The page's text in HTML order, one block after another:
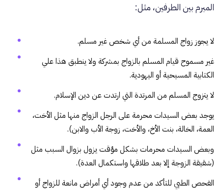
المبرم بين الطرفين، مثل:
لا يجوز زواج المسلمة من أي شخص غير مسلم.
غير مسموح قيام المسلم بالزواج بمشركة ولا ينطبق هذا علي
الكتابية المسيحية أو اليهودية.
لا يتزوج المسلم من المرتدة التي ارتدت عن دين الإسلام.
يوجد بعض السيدات محرمة على الرجل الزواج منها مثل الأخت،
العمة، الخالة، بنت الأخ، والأخت، زوجة الأب والابن).
وبعض السيدات محرمات بشكل مؤقت يزول بزوال السبب مثل
(شقيقة الزوجة إلا بعد طلاقها واستكمال العدة).
الفحص الطبي للتأكد من عدم وجود أي أمراض مانعة للزواج أو